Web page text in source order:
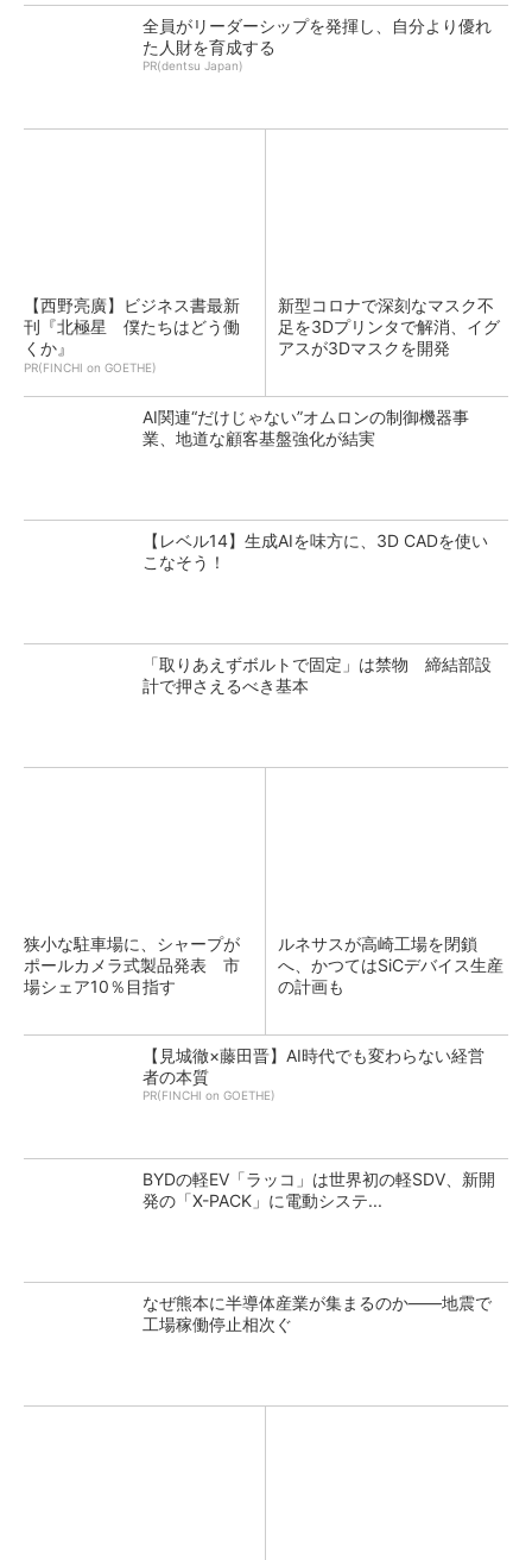
全員がリーダーシップを発揮し、自分より優れ
た人財を育成する
PR(dentsu Japan)
【西野亮廣】ビジネス書最新
刊『北極星 僕たちはどう働
くか』
PR(FINCHI on GOETHE)
新型コロナで深刻なマスク不
足を3Dプリンタで解消、イグ
アスが3Dマスクを開発
AI関連“だけじゃない”オムロンの制御機器事
業、地道な顧客基盤強化が結実
【レベル14】生成AIを味方に、3D CADを使い
こなそう！
「取りあえずボルトで固定」は禁物 締結部設
計で押さえるべき基本
狭小な駐車場に、シャープが
ポールカメラ式製品発表 市
場シェア10％目指す
ルネサスが高崎工場を閉鎖
へ、かつてはSiCデバイス生産
の計画も
【見城徹×藤田晋】AI時代でも変わらない経営
者の本質
PR(FINCHI on GOETHE)
BYDの軽EV「ラッコ」は世界初の軽SDV、新開
発の「X-PACK」に電動システ...
なぜ熊本に半導体産業が集まるのか――地震で
工場稼働停止相次ぐ